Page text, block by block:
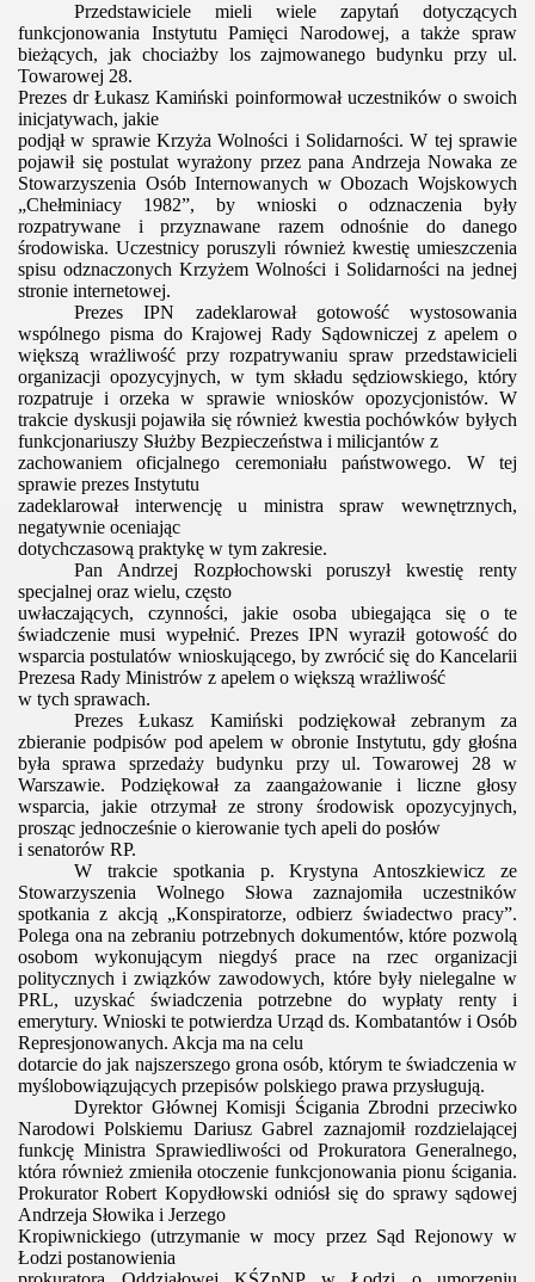
Przedstawiciele mieli wiele zapytań dotyczących
funkcjonowania Instytutu Pamięci Narodowej, a także spraw
bieżących, jak chociażby los zajmowanego budynku przy ul.
Towarowej 28.
Prezes dr Łukasz Kamiński poinformował uczestników o swoich
inicjatywach, jakie
podjął w sprawie Krzyża Wolności i Solidarności. W tej sprawie
pojawił się postulat wyrażony przez pana Andrzeja Nowaka ze
Stowarzyszenia Osób Internowanych w Obozach Wojskowych
„Chełminiacy 1982”, by wnioski o odznaczenia były
rozpatrywane i przyznawane razem odnośnie do danego
środowiska. Uczestnicy poruszyli również kwestię umieszczenia
spisu odznaczonych Krzyżem Wolności i Solidarności na jednej
stronie internetowej.
Prezes IPN zadeklarował gotowość wystosowania
wspólnego pisma do Krajowej Rady Sądowniczej z apelem o
większą wrażliwość przy rozpatrywaniu spraw przedstawicieli
organizacji opozycyjnych, w tym składu sędziowskiego, który
rozpatruje i orzeka w sprawie wniosków opozycjonistów. W
trakcie dyskusji pojawiła się również kwestia pochówków byłych
funkcjonariuszy Służby Bezpieczeństwa i milicjantów z
zachowaniem oficjalnego ceremoniału państwowego. W tej
sprawie prezes Instytutu
zadeklarował interwencję u ministra spraw wewnętrznych,
negatywnie oceniając
dotychczasową praktykę w tym zakresie.
Pan Andrzej Rozpłochowski poruszył kwestię renty
specjalnej oraz wielu, często
uwłaczających, czynności, jakie osoba ubiegająca się o te
świadczenie musi wypełnić. Prezes IPN wyraził gotowość do
wsparcia postulatów wnioskującego, by zwrócić się do Kancelarii
Prezesa Rady Ministrów z apelem o większą wrażliwość
w tych sprawach.
Prezes Łukasz Kamiński podziękował zebranym za
zbieranie podpisów pod apelem w obronie Instytutu, gdy głośna
była sprawa sprzedaży budynku przy ul. Towarowej 28 w
Warszawie. Podziękował za zaangażowanie i liczne głosy
wsparcia, jakie otrzymał ze strony środowisk opozycyjnych,
prosząc jednocześnie o kierowanie tych apeli do posłów
i senatorów RP.
W trakcie spotkania p. Krystyna Antoszkiewicz ze
Stowarzyszenia Wolnego Słowa zaznajomiła uczestników
spotkania z akcją „Konspiratorze, odbierz świadectwo pracy”.
Polega ona na zebraniu potrzebnych dokumentów, które pozwolą
osobom wykonującym niegdyś prace na rzec organizacji
politycznych i związków zawodowych, które były nielegalne w
PRL, uzyskać świadczenia potrzebne do wypłaty renty i
emerytury. Wnioski te potwierdza Urząd ds. Kombatantów i Osób
Represjonowanych. Akcja ma na celu
dotarcie do jak najszerszego grona osób, którym te świadczenia w
myślobowiązujących przepisów polskiego prawa przysługują.
Dyrektor Głównej Komisji Ścigania Zbrodni przeciwko
Narodowi Polskiemu Dariusz Gabrel zaznajomił rozdzielającej
funkcję Ministra Sprawiedliwości od Prokuratora Generalnego,
która również zmieniła otoczenie funkcjonowania pionu ścigania.
Prokurator Robert Kopydłowski odniósł się do sprawy sądowej
Andrzeja Słowika i Jerzego
Kropiwnickiego (utrzymanie w mocy przez Sąd Rejonowy w
Łodzi postanowienia